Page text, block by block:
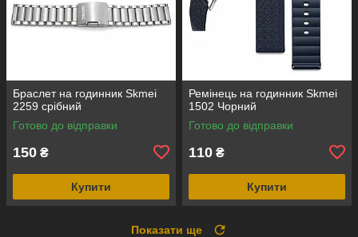
Браслет на годинник Skmei
2259 срібний
Готово до відправки
150 ₴
Купити
Ремінець на годинник Skmei
1502 Чорний
Готово до відправки
110 ₴
Купити
Показати ще